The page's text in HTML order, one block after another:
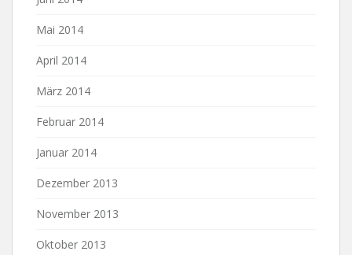
Mai 2014
April 2014
März 2014
Februar 2014
Januar 2014
Dezember 2013
November 2013
Oktober 2013